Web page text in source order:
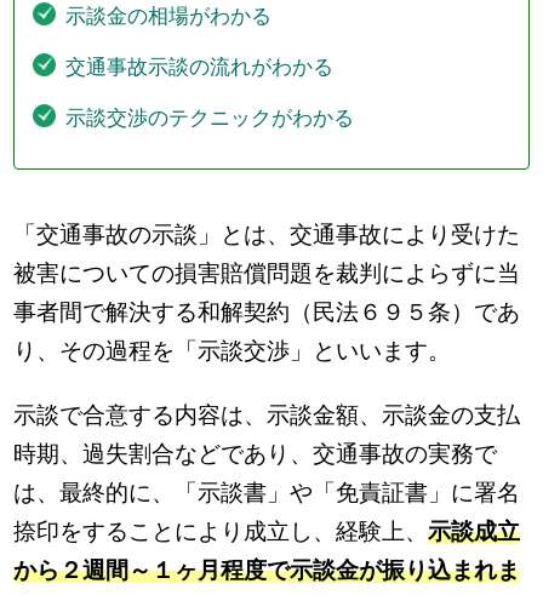
示談金の相場がわかる
交通事故示談の流れがわかる
示談交渉のテクニックがわかる
「交通事故の示談」とは、交通事故により受けた
被害についての損害賠償問題を裁判によらずに当
事者間で解決する和解契約（民法６９５条）であ
り、その過程を「示談交渉」といいます。
示談で合意する内容は、示談金額、示談金の支払
時期、過失割合などであり、交通事故の実務で
は、最終的に、「示談書」や「免責証書」に署名
捺印をすることにより成立し、経験上、示談成立
から２週間～１ヶ月程度で示談金が振り込まれま